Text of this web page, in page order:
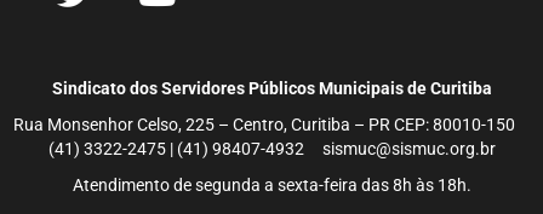
Sindicato dos Servidores Públicos Municipais de Curitiba
Rua Monsenhor Celso, 225 – Centro, Curitiba – PR CEP: 80010-150
(41) 3322-2475 | (41) 98407-4932 sismuc@sismuc.org.br
Atendimento de segunda a sexta-feira das 8h às 18h.